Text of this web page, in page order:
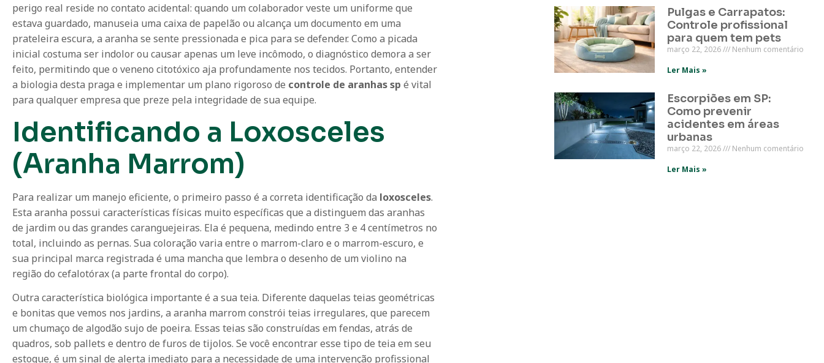
perigo real reside no contato acidental: quando um colaborador veste um uniforme que
estava guardado, manuseia uma caixa de papelão ou alcança um documento em uma
prateleira escura, a aranha se sente pressionada e pica para se defender. Como a picada
inicial costuma ser indolor ou causar apenas um leve incômodo, o diagnóstico demora a ser
feito, permitindo que o veneno citotóxico aja profundamente nos tecidos. Portanto, entender
a biologia desta praga e implementar um plano rigoroso de controle de aranhas sp é vital
para qualquer empresa que preze pela integridade de sua equipe.
Identificando a Loxosceles
(Aranha Marrom)
Para realizar um manejo eficiente, o primeiro passo é a correta identificação da loxosceles.
Esta aranha possui características físicas muito específicas que a distinguem das aranhas
de jardim ou das grandes caranguejeiras. Ela é pequena, medindo entre 3 e 4 centímetros no
total, incluindo as pernas. Sua coloração varia entre o marrom-claro e o marrom-escuro, e
sua principal marca registrada é uma mancha que lembra o desenho de um violino na
região do cefalotórax (a parte frontal do corpo).
Outra característica biológica importante é a sua teia. Diferente daquelas teias geométricas
e bonitas que vemos nos jardins, a aranha marrom constrói teias irregulares, que parecem
um chumaço de algodão sujo de poeira. Essas teias são construídas em fendas, atrás de
quadros, sob pallets e dentro de furos de tijolos. Se você encontrar esse tipo de teia em seu
estoque, é um sinal de alerta imediato para a necessidade de uma intervenção profissional
Pulgas e Carrapatos:
Controle profissional
para quem tem pets
março 22, 2026
Nenhum comentário
Ler Mais »
Escorpiões em SP:
Como prevenir
acidentes em áreas
urbanas
março 22, 2026
Nenhum comentário
Ler Mais »